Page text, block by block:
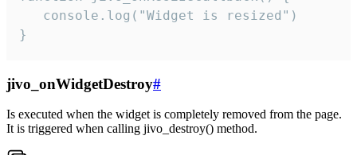
   console.log("Widget is resized")
}
jivo_onWidgetDestroy#
Is executed when the widget is completely removed from the page.
It is triggered when calling jivo_destroy() method.